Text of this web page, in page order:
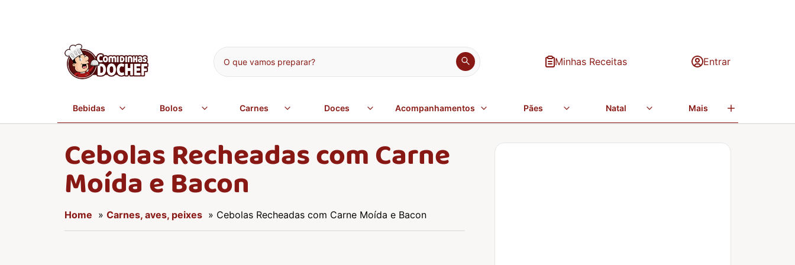
O que vamos preparar? Minhas Receitas Entrar
Bebidas Bolos Carnes Doces Acompanhamentos Pães Natal Mais
Cebolas Recheadas com Carne
Moída e Bacon
Home » Carnes, aves, peixes » Cebolas Recheadas com Carne Moída e Bacon